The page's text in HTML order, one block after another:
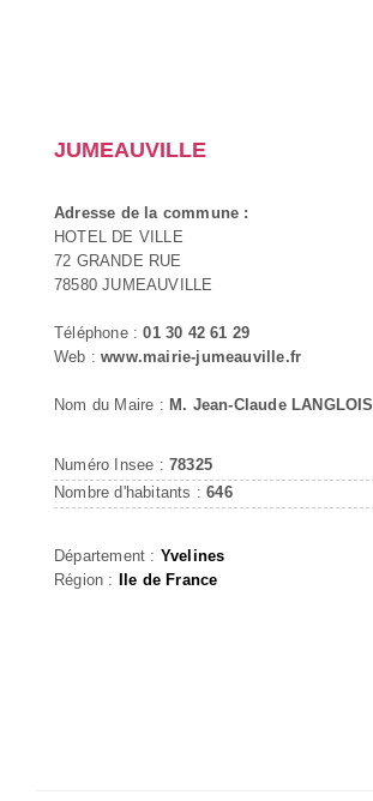
JUMEAUVILLE
Adresse de la commune :
HOTEL DE VILLE
72 GRANDE RUE
78580 JUMEAUVILLE
Téléphone :01 30 42 61 29
Web :www.mairie-jumeauville.fr
Nom du Maire : M. Jean-Claude LANGLOIS
Numéro Insee : 78325
Nombre d'habitants :646
Département : Yvelines
Région : Ile de France